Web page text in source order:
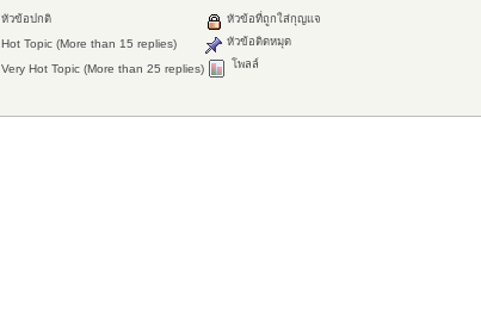
หัวข้อปกติ
Hot Topic (More than 15 replies)
Very Hot Topic (More than 25 replies)
หัวข้อที่ถูกใส่กุญแจ
หัวข้อติดหมุด
โพลล์